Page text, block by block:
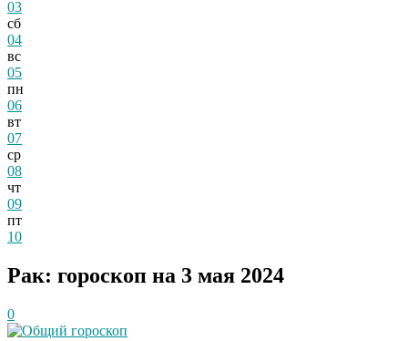
03
сб
04
вс
05
пн
06
вт
07
ср
08
чт
09
пт
10
Рак: гороскоп на 3 мая 2024
0
Общий гороскоп